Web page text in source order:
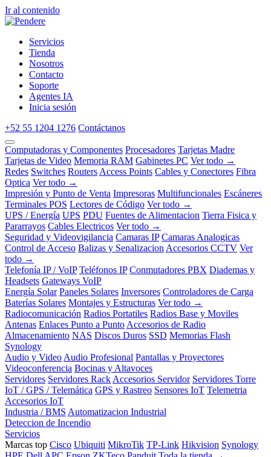
Ir al contenido
Servicios
Tienda
Nosotros
Contacto
Soporte
Agentes IA
Inicia sesión
+52 55 1204 1276 Contáctanos
Computadoras y Componentes Procesadores Tarjetas Madre
Tarjetas de Video Memoria RAM Gabinetes PC Ver todo →
Redes Switches Routers Access Points Cables y Conectores Fibra
Optica Ver todo →
Impresión y Punto de Venta Impresoras Multifuncionales Escáneres
Terminales POS Lectores de Código Ver todo →
UPS / Energía UPS PDU Fuentes de Alimentacion Tierra Fisica y
Pararrayos Cables Electricos Ver todo →
Seguridad y Videovigilancia Camaras IP Camaras Analogicas
Control de Acceso Balizas y Senalizacion Accesorios CCTV Ver
todo →
Telefonía IP / VoIP Teléfonos IP Conmutadores PBX Diademas y
Headsets Gateways VoIP
Energía Solar Paneles Solares Inversores Controladores de Carga
Baterías Solares Montajes y Estructuras Ver todo →
Radiocomunicación Radios Portatiles Radios Base y Moviles
Antenas Enlaces Punto a Punto Accesorios de Radio
Almacenamiento NAS Discos Duros SSD Memorias Flash
Synology
Audio y Video Audio Profesional Pantallas y Proyectores
Videoconferencia Bocinas y Altavoces
Servidores Servidores Rack Accesorios Servidor Servidores Torre
IoT / GPS / Telemática GPS y Rastreo Sensores IoT Telemetria
Accesorios IoT
Industria / BMS Automatizacion Industrial
Deteccion de Incendio
Servicios
Marcas top Cisco Ubiquiti MikroTik TP-Link Hikvision Synology